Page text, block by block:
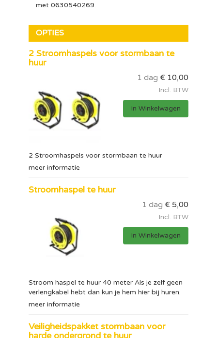
met 0630540269.
OPTIES
2 Stroomhaspels voor stormbaan te
huur
1 dag € 10,00
Incl. BTW
In Winkelwagen
2 Stroomhaspels voor stormbaan te huur
meer informatie
Stroomhaspel te huur
1 dag € 5,00
Incl. BTW
In Winkelwagen
Stroom haspel te huur 40 meter Als je zelf geen
verlengkabel hebt dan kun je hem hier bij huren.
meer informatie
Veiligheidspakket stormbaan voor
harde ondergrond te huur